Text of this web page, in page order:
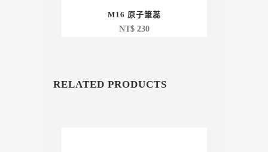
M16 原子筆蕊
NT$230
RELATED PRODUCTS